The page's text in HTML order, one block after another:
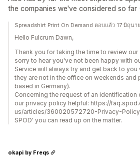
the companies we've considered so
Spreadshirt Print On Demand ตอบแล้ว 17 มิถุนา
Hello Fulcrum Dawn,
Thank you for taking the time to review
sorry to hear you've not been happy with
Service will always try and get back to you
they are not in the office on weekends and
based in Germany).
Concerning the request of an
our privacy policy helpful: https://
us/articles/360020572720-Privacy-
SPOD' you can read up on the matter.
okapi by Freqs